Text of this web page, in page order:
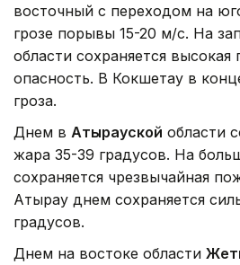
восточный с переходом на
грозе порывы 15-20 м/с. На
области сохраняется высокая
опасность. В Кокшетау в
гроза.
Днем в Атырауской области
жара 35-39 градусов. На
сохраняется чрезвычайная
Атырау днем сохраняется
градусов.
Днем на востоке области